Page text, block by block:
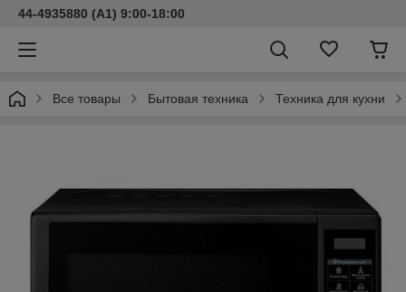
44-4935880 (A1) 9:00-18:00
Все товары Бытовая техника Техника для кухни